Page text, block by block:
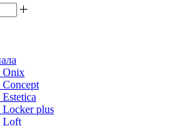
Onix
plus
Loft